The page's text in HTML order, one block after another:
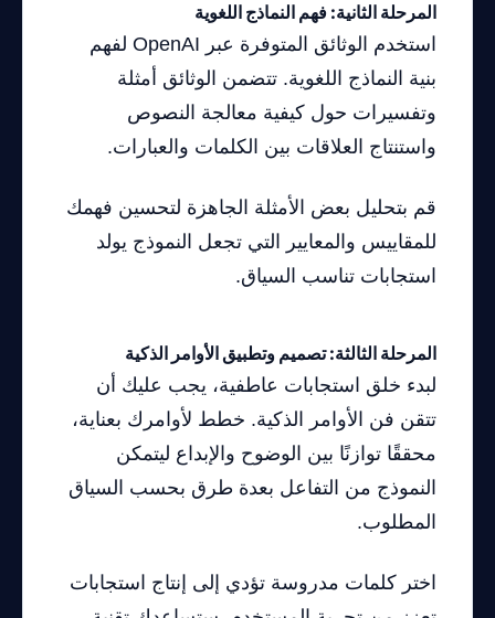
المرحلة الثانية: فهم النماذج اللغوية
استخدم الوثائق المتوفرة عبر OpenAI لفهم
بنية النماذج اللغوية. تتضمن الوثائق أمثلة
وتفسيرات حول كيفية معالجة النصوص
واستنتاج العلاقات بين الكلمات والعبارات.
قم بتحليل بعض الأمثلة الجاهزة لتحسين فهمك
للمقاييس والمعايير التي تجعل النموذج يولد
استجابات تناسب السياق.
المرحلة الثالثة: تصميم وتطبيق الأوامر الذكية
لبدء خلق استجابات عاطفية، يجب عليك أن
تتقن فن الأوامر الذكية. خطط لأوامرك بعناية،
محققًا توازنًا بين الوضوح والإبداع ليتمكن
النموذج من التفاعل بعدة طرق بحسب السياق
المطلوب.
اختر كلمات مدروسة تؤدي إلى إنتاج استجابات